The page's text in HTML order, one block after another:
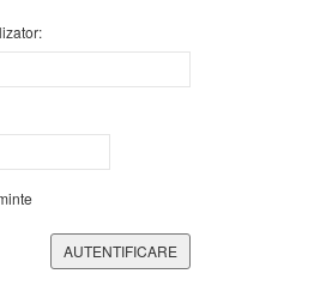
AUTENTIFICARE